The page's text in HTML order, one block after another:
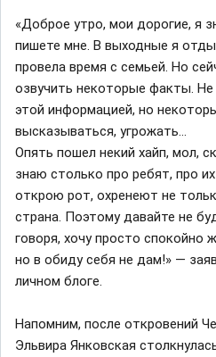
«Доброе утро, мои дорогие, я
пишете мне. В выходные я
провела время с семьей. Но
озвучить некоторые факты. Не
этой информацией, но
высказываться, угрожать…
Опять пошел некий хайп, мол,
знаю столько про ребят, про
открою рот, охренеют не
страна. Поэтому давайте не
говоря, хочу просто спокойно
но в обиду себя не дам!» —
личном блоге.
Напомним, после откровений
Эльвира Янковская